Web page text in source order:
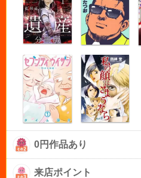
0円作品あり
来店ポイント